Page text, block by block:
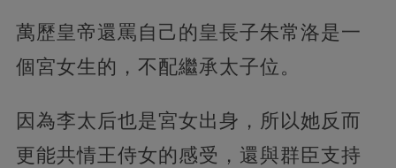
萬歷皇帝還罵自己的皇長子朱常洛是一
個宮女生的，不配繼承太子位。
因為李太后也是宮女出身，所以她反而
更能共情王侍女的感受，還與群臣支持